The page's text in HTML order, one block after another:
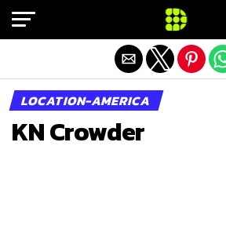
LOCATION-AMERICA
KN Crowder
Exit mobile version